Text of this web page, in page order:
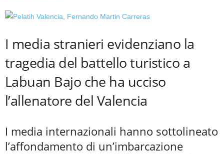
I media stranieri evidenziano la
tragedia del battello turistico a
Labuan Bajo che ha ucciso
l’allenatore del Valencia
I media internazionali hanno sottolineato
l’affondamento di un’imbarcazione